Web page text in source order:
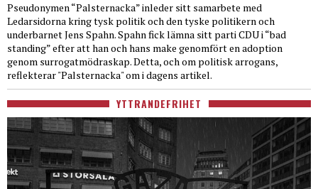
Pseudonymen “Palsternacka” inleder sitt samarbete med
Ledarsidorna kring tysk politik och den tyske politikern och
underbarnet Jens Spahn. Spahn fick lämna sitt parti CDU i “bad
standing” efter att han och hans make genomfört en adoption
genom surrogatmödraskap. Detta, och om politisk arrogans,
reflekterar "Palsternacka" om i dagens artikel.
YTTRANDEFRIHET